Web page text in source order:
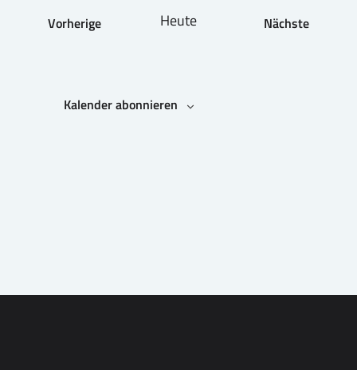
Vorherige
Heute
Nächste
Kalender abonnieren